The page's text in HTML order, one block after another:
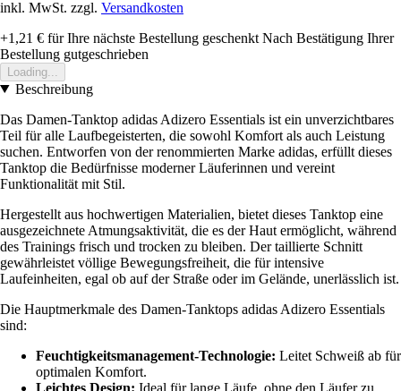
inkl. MwSt. zzgl. Versandkosten
+1,21 € für Ihre nächste Bestellung geschenkt Nach Bestätigung Ihrer
Bestellung gutgeschrieben
Loading...
Beschreibung
Das Damen-Tanktop adidas Adizero Essentials ist ein unverzichtbares
Teil für alle Laufbegeisterten, die sowohl Komfort als auch Leistung
suchen. Entworfen von der renommierten Marke adidas, erfüllt dieses
Tanktop die Bedürfnisse moderner Läuferinnen und vereint
Funktionalität mit Stil.
Hergestellt aus hochwertigen Materialien, bietet dieses Tanktop eine
ausgezeichnete Atmungsaktivität, die es der Haut ermöglicht, während
des Trainings frisch und trocken zu bleiben. Der taillierte Schnitt
gewährleistet völlige Bewegungsfreiheit, die für intensive
Laufeinheiten, egal ob auf der Straße oder im Gelände, unerlässlich ist.
Die Hauptmerkmale des Damen-Tanktops adidas Adizero Essentials
sind:
Feuchtigkeitsmanagement-Technologie: Leitet Schweiß ab für
optimalen Komfort.
Leichtes Design: Ideal für lange Läufe, ohne den Läufer zu